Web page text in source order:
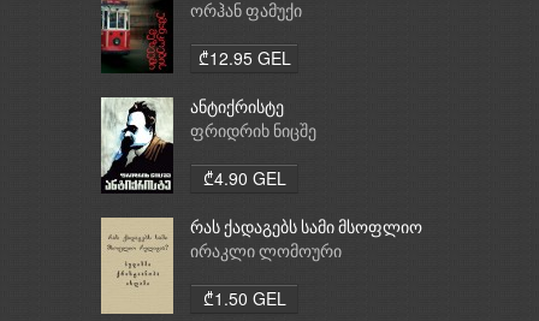
ორჰან ფამუქი
₾12.95 GEL
ანტიქრისტე
ფრიდრიხ ნიცშე
₾4.90 GEL
რას ქადაგებს სამი მსოფლიო
რელიგია: ბუდიზმი,
ირაკლი ლომოური
₾1.50 GEL